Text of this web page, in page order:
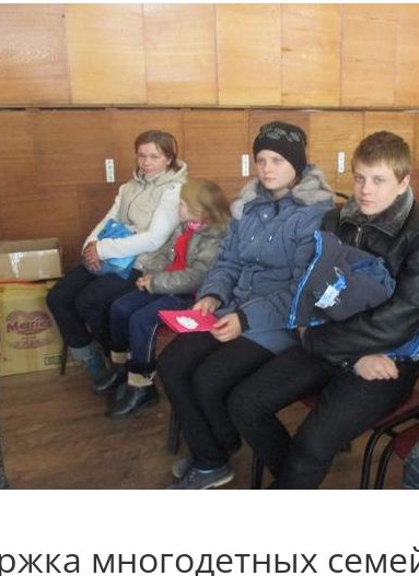
В вольере Воронинского
многодетных